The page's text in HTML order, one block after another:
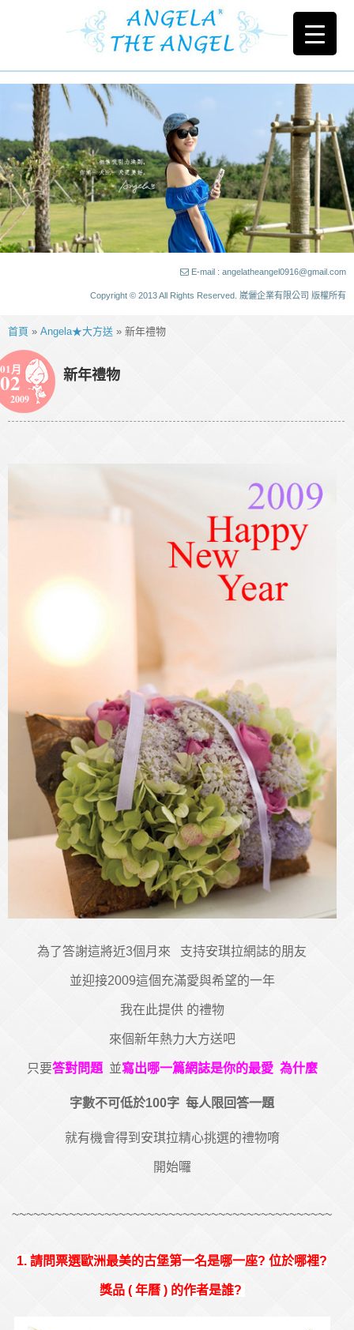
E-mail : angelatheangel0916@gmail.com
Copyright © 2013 All Rights Reserved. 崴儷企業有限公司 版權所有
首頁 » Angela★大方送 » 新年禮物
01月
02
2009
新年禮物
為了答謝這將近3個月來 支持安琪拉網誌的朋友
並迎接2009這個充滿愛與希望的一年
我在此提供 的禮物
來個新年熱力大方送吧
只要答對問題並寫出哪一篇網誌是你的最愛 為什麼
字數不可低於100字 每人限回答一題
就有機會得到安琪拉精心挑選的禮物唷
開始囉
~~~~~~~~~~~~~~~~~~~~~~~~~~~~~~~~~~~~~~~~~~~~~
1. 請問票選歐洲最美的古堡第一名是哪一座? 位於哪裡?
獎品 ( 年曆 ) 的作者是誰?